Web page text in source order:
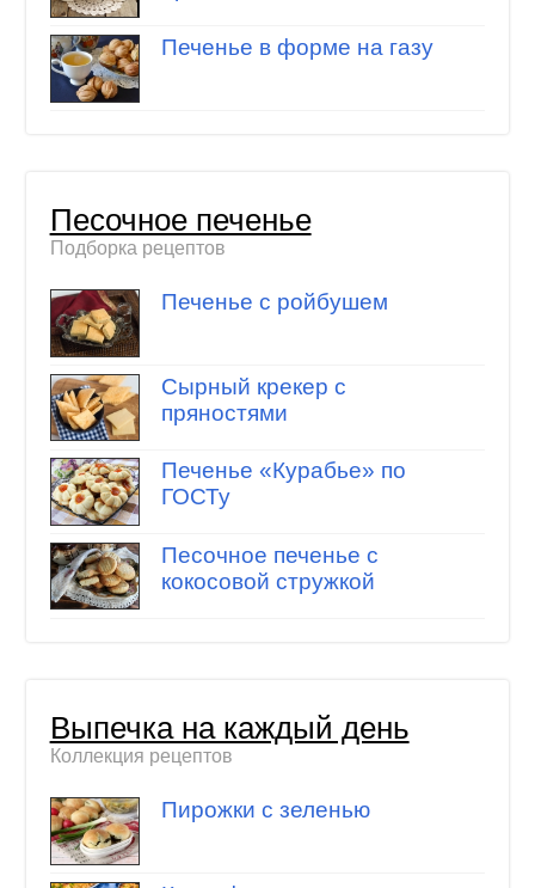
Печенье в форме на газу
Песочное печенье
Подборка рецептов
Печенье с ройбушем
Сырный крекер с
пряностями
Печенье «Курабье» по
ГОСТу
Песочное печенье с
кокосовой стружкой
Выпечка на каждый день
Коллекция рецептов
Пирожки с зеленью